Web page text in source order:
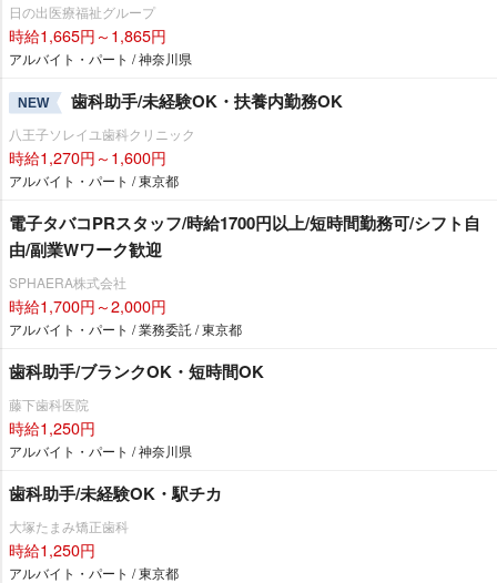
日の出医療福祉グループ
時給1,665円～1,865円
アルバイト・パート / 神奈川県
NEW 歯科助手/未経験OK・扶養内勤務OK
八王子ソレイユ歯科クリニック
時給1,270円～1,600円
アルバイト・パート / 東京都
電子タバコPRスタッフ/時給1700円以上/短時間勤務可/シフト自
由/副業Wワーク歓迎
SPHAERA株式会社
時給1,700円～2,000円
アルバイト・パート / 業務委託 / 東京都
歯科助手/ブランクOK・短時間OK
藤下歯科医院
時給1,250円
アルバイト・パート / 神奈川県
歯科助手/未経験OK・駅チカ
大塚たまみ矯正歯科
時給1,250円
アルバイト・パート / 東京都